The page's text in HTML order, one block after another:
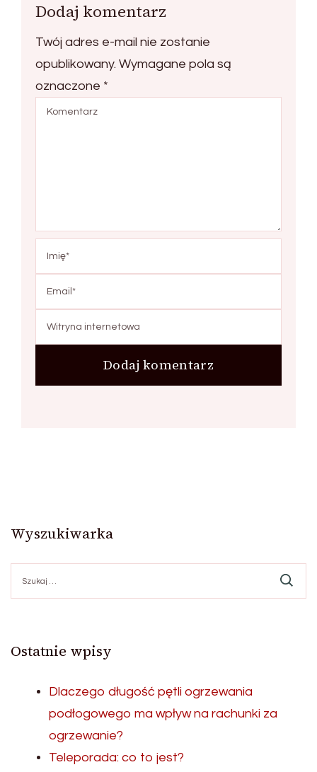
Dodaj komentarz
Twój adres e-mail nie zostanie
opublikowany. Wymagane pola są
oznaczone *
Wyszukiwarka
Ostatnie wpisy
Dlaczego długość pętli ogrzewania
podłogowego ma wpływ na rachunki za
ogrzewanie?
Teleporada: co to jest?